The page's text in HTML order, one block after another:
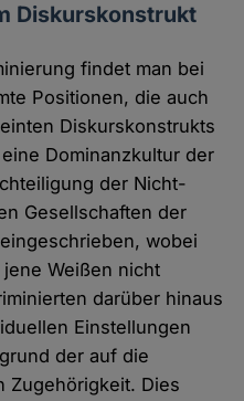
Diskurskonstrukt
findet man bei
Positionen, die auch
Diskurskonstrukts
Dominanzkultur der
der Nicht-
Gesellschaften der
wobei
Weißen nicht
darüber hinaus
Einstellungen
der auf die
Zugehörigkeit. Dies